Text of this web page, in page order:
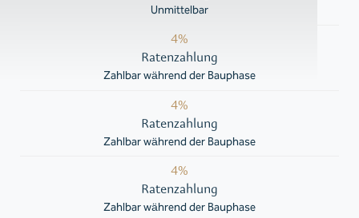
Unmittelbar
4%
Ratenzahlung
Zahlbar während der Bauphase
4%
Ratenzahlung
Zahlbar während der Bauphase
4%
Ratenzahlung
Zahlbar während der Bauphase